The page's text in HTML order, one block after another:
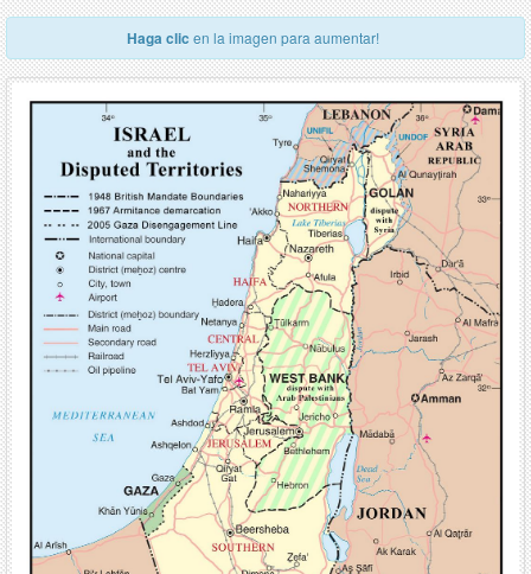
Haga clic en la imagen para aumentar!